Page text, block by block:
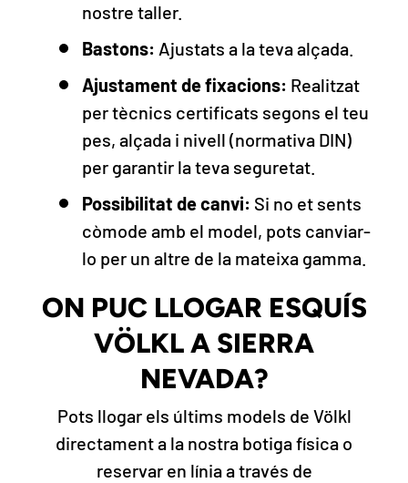
nostre taller.
Bastons: Ajustats a la teva alçada.
Ajustament de fixacions: Realitzat
per tècnics certificats segons el teu
pes, alçada i nivell (normativa DIN)
per garantir la teva seguretat.
Possibilitat de canvi: Si no et sents
còmode amb el model, pots canviar-
lo per un altre de la mateixa gamma.
ON PUC LLOGAR ESQUÍS
VÖLKL A SIERRA
NEVADA?
Pots llogar els últims models de Völkl
directament a la nostra botiga física o
reservar en línia a través de